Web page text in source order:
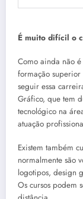
É muito difícil o
Como ainda não
formação superior
seguir essa
Gráfico, que tem
tecnológico na
atuação
Existem também
normalmente são
logotipos, design
Os cursos podem